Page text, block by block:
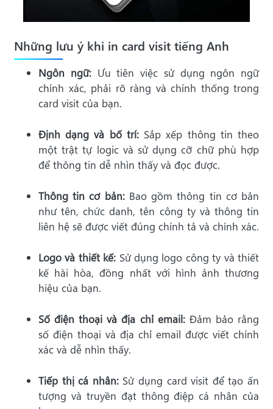
Những lưu ý khi in card visit tiếng Anh
Ngôn ngữ:Ưu tiên việc sử dụng ngôn ngữ
chính xác, phải rõ ràng và chính thống trong
card visit của bạn.
Định dạng và bố trí: Sắp xếp thông tin theo
một trật tự logic và sử dụng cỡ chữ phù hợp
để thông tin dễ nhìn thấy và đọc được.
Thông tin cơ bản:Bao gồm thông tin cơ bản
như tên, chức danh, tên công ty và thông tin
liên hệ sẽ được viết đúng chính tả và chính xác.
Logo và thiết kế: Sử dụng logo công ty và thiết
kế hài hòa, đồng nhất với hình ảnh thương
hiệu của bạn.
Số điện thoại và địa chỉ email:Đảm bảo rằng
số điện thoại và địa chỉ email được viết chính
xác và dễ nhìn thấy.
Tiếp thị cá nhân:Sử dụng card visit để tạo ấn
tượng và truyền đạt thông điệp cá nhân của